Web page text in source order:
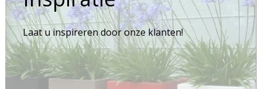
Laat u inspireren door onze klanten!